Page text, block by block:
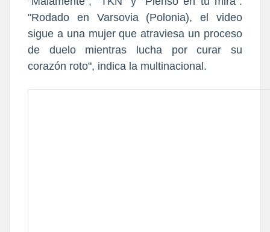
"Rodado en Varsovia (Polonia), el video
sigue a una mujer que atraviesa un proceso
de duelo mientras lucha por curar su
corazón roto", indica la multinacional.